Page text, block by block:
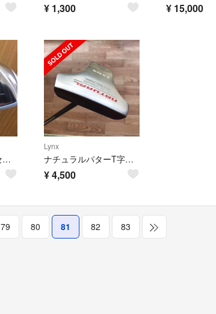
¥ 1,300 ¥ 15,000
Lynx クラブ バッグセット
Lynx
ナチュラルパターT字マレット
¥4,500
79 80 81 82 83